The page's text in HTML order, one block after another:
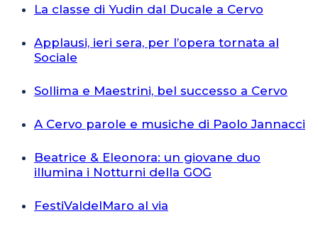
La classe di Yudin dal Ducale a Cervo
Applausi, ieri sera, per l’opera tornata al
Sociale
Sollima e Maestrini, bel successo a Cervo
A Cervo parole e musiche di Paolo Jannacci
Beatrice & Eleonora: un giovane duo
illumina i Notturni della GOG
FestiValdelMaro al via